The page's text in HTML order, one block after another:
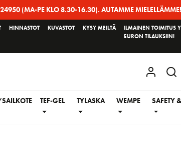
(MA-PE KLO 8.30-16.30). AUTAMME MIELELLÄMME!
HINNASTOT KUVASTOT KYSY MEILTÄ
ILMAINEN TOIMITUS
EURON TILAUKSIIN!
TEF-GEL TYLASKA WEMPE SAFETY